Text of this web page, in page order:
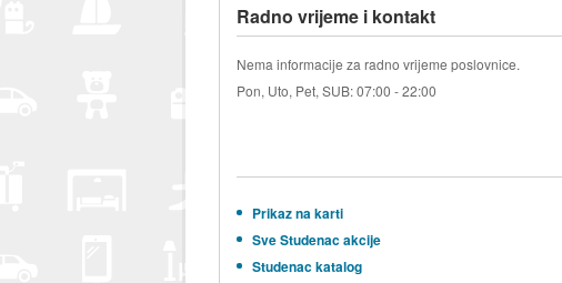
Radno vrijeme i kontakt
Nema informacije za radno vrijeme poslovnice.
Pon, Uto, Pet, SUB: 07:00 - 22:00
Prikaz na karti
Sve Studenac akcije
Studenac katalog